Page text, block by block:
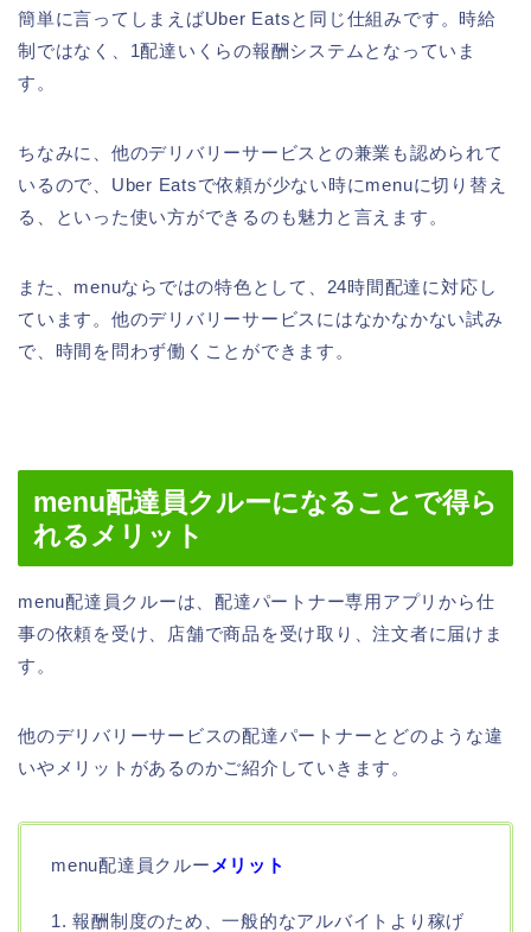
簡単に言ってしまえばUber Eatsと同じ仕組みです。時給
制ではなく、1配達いくらの報酬システムとなっていま
す。
ちなみに、他のデリバリーサービスとの兼業も認められて
いるので、Uber Eatsで依頼が少ない時にmenuに切り替え
る、といった使い方ができるのも魅力と言えます。
また、menuならではの特色として、24時間配達に対応し
ています。他のデリバリーサービスにはなかなかない試み
で、時間を問わず働くことができます。
menu配達員クルーになることで得ら
れるメリット
menu配達員クルーは、配達パートナー専用アプリから仕
事の依頼を受け、店舗で商品を受け取り、注文者に届けま
す。
他のデリバリーサービスの配達パートナーとどのような違
いやメリットがあるのかご紹介していきます。
menu配達員クルー メリット
1. 報酬制度のため、一般的なアルバイトより稼げ